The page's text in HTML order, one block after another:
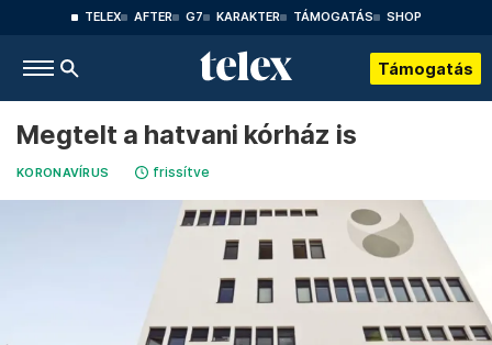
TELEX AFTER G7 KARAKTER TÁMOGATÁS SHOP
Támogatás
Megtelt a hatvani kórház is
KORONAVÍRUS frissítve